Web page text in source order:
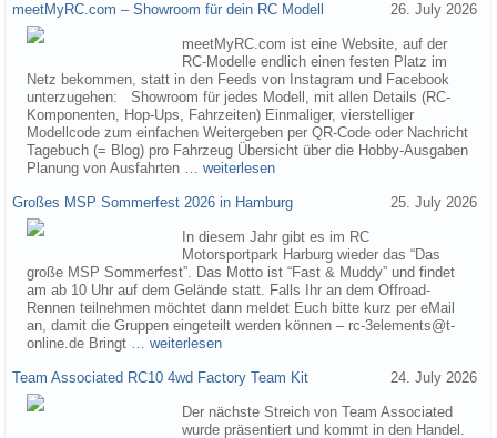
meetMyRC.com – Showroom für dein RC Modell 26. July 2026
meetMyRC.com ist eine Website, auf der
RC-Modelle endlich einen festen Platz im
Netz bekommen, statt in den Feeds von Instagram und Facebook
unterzugehen: Showroom für jedes Modell, mit allen Details (RC-
Komponenten, Hop-Ups, Fahrzeiten) Einmaliger, vierstelliger
Modellcode zum einfachen Weitergeben per QR-Code oder Nachricht
Tagebuch (= Blog) pro Fahrzeug Übersicht über die Hobby-Ausgaben
Planung von Ausfahrten … weiterlesen
Großes MSP Sommerfest 2026 in Hamburg 25. July 2026
In diesem Jahr gibt es im RC
Motorsportpark Harburg wieder das “Das
große MSP Sommerfest”. Das Motto ist “Fast & Muddy” und findet
am ab 10 Uhr auf dem Gelände statt. Falls Ihr an dem Offroad-
Rennen teilnehmen möchtet dann meldet Euch bitte kurz per eMail
an, damit die Gruppen eingeteilt werden können – rc-3elements@t-
online.de Bringt … weiterlesen
Team Associated RC10 4wd Factory Team Kit 24. July 2026
Der nächste Streich von Team Associated
wurde präsentiert und kommt in den Handel.